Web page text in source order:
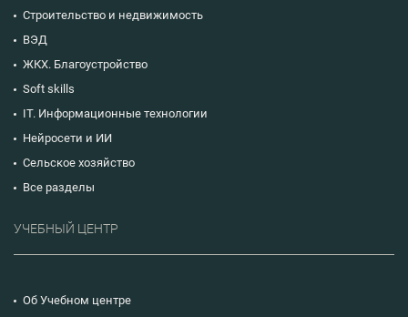
Строительство и недвижимость
ВЭД
ЖКХ. Благоустройство
Soft skills
IT. Информационные технологии
Нейросети и ИИ
Сельское хозяйство
Все разделы
УЧЕБНЫЙ ЦЕНТР
Об Учебном центре